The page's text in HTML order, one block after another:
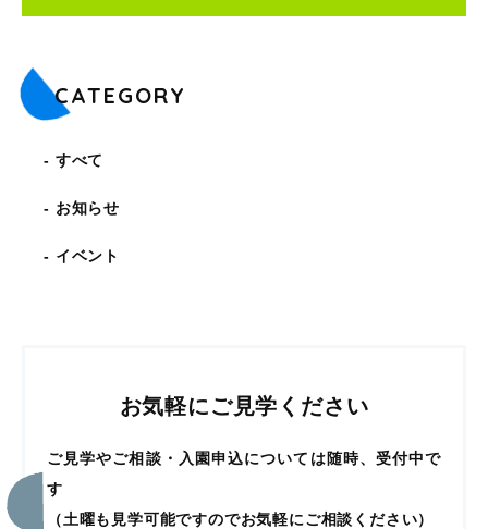
CATEGORY
すべて
お知らせ
イベント
お気軽にご見学ください
ご見学やご相談・入園申込については随時、受付中で
す
（土曜も見学可能ですのでお気軽にご相談ください）